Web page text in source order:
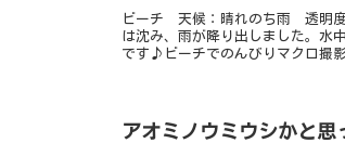
ビーチ 天候：晴れのち雨 透明度
は沈み、雨が降り出しました。水
です♪ビーチでのんびりマクロ撮
アオミノウミウシかと思